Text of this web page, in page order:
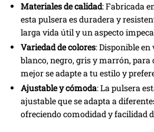
Materiales de calidad: Fabricada
esta pulsera es duradera y
larga vida útil y un aspecto
Variedad de colores: Disponible
blanco, negro, gris y marrón, para
mejor se adapte a tu estilo y
Ajustable y cómoda: La pulsera
ajustable que se adapta a
ofreciendo comodidad y facilidad